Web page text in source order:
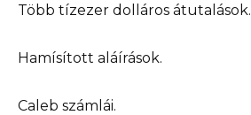
Több tízezer dolláros átutalások.
Hamísított aláírások.
Caleb számlái.